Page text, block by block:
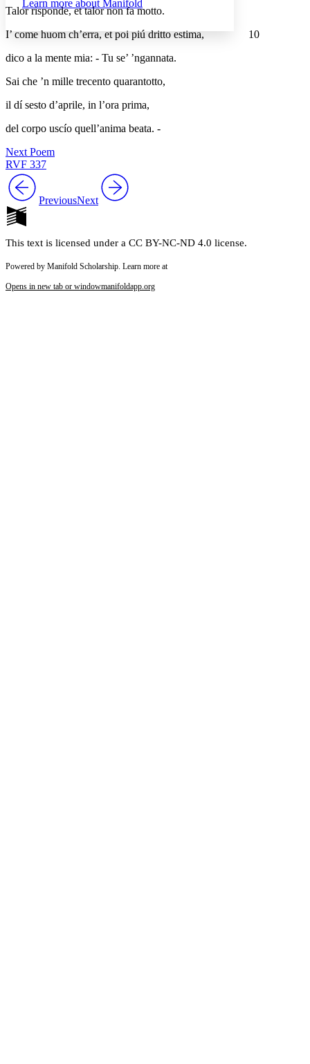
abc High
Margins
Reset to Defaults
Learn more about Manifold
Talor risponde, et talor non fa motto.
I’ come huom ch’erra, et poi piú dritto estima, 10
dico a la mente mia: - Tu se’ ’ngannata.
Sai che ’n mille trecento quarantotto,
il dí sesto d’aprile, in l’ora prima,
del corpo uscío quell’anima beata. -
Next Poem
RVF 337
PreviousNext
This text is licensed under a CC BY-NC-ND 4.0 license.
Powered by Manifold Scholarship. Learn more at
Opens in new tab or windowmanifoldapp.org